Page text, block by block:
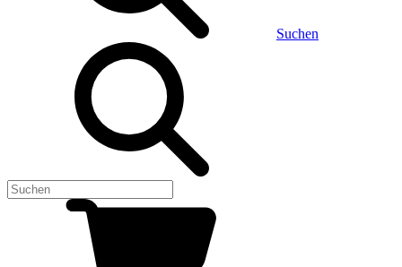
Suchen